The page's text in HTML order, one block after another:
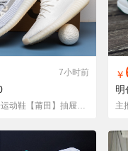
铺货单 收藏
7小时前
高品质椰子350运动鞋【莆田】抽屉盒高品质
￥
明
主